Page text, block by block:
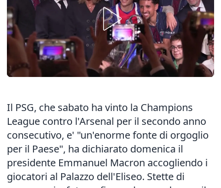
Il PSG, che sabato ha vinto la Champions
League contro l'Arsenal per il secondo anno
consecutivo, e' "un'enorme fonte di orgoglio
per il Paese", ha dichiarato domenica il
presidente Emmanuel Macron accogliendo i
giocatori al Palazzo dell'Eliseo. Stette di